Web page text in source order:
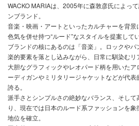
WACKO MARIAは、2005年に森敦彦氏によっ
ンブランド。
音楽・映画・アートといったカルチャーを背
色気を併せ持つ“ルード”なスタイルを提案してい
ブランドの核にあるのは「音楽」。ロックや
楽的要素を落とし込みながら、日常に馴染むリ
大胆なグラフィックやレオパード柄を用いた
ーディガンやミリタリージャケットなどが代
誇る。
派手さとシンプルさの絶妙なバランス、そし
り、現在では日本のルード系ファッションを
地位を確立。